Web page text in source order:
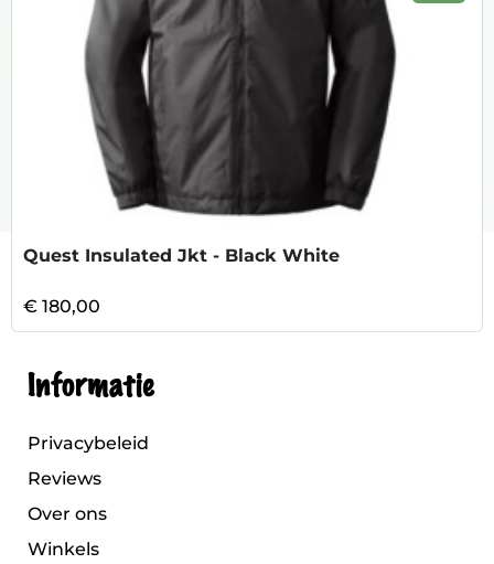
Quest Insulated Jkt - Black White
€ 180,00
Informatie
Privacybeleid
Reviews
Over ons
Winkels